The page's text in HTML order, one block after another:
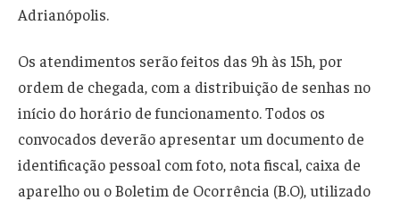
Adrianópolis.
Os atendimentos serão feitos das 9h às 15h, por
ordem de chegada, com a distribuição de senhas no
início do horário de funcionamento. Todos os
convocados deverão apresentar um documento de
identificação pessoal com foto, nota fiscal, caixa de
aparelho ou o Boletim de Ocorrência (B.O), utilizado